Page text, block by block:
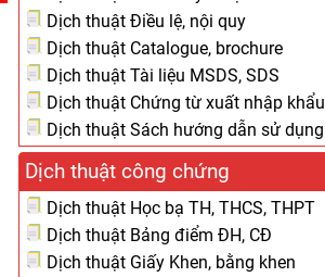
Dịch thuật Điều lệ, nội quy
Dịch thuật Catalogue, brochure
Dịch thuật Tài liệu MSDS, SDS
Dịch thuật Chứng từ xuất nhập khẩu
Dịch thuật Sách hướng dẫn sử dụng
Dịch thuật công chứng
Dịch thuật Học bạ TH, THCS, THPT
Dịch thuật Bảng điểm ĐH, CĐ
Dịch thuật Giấy Khen, bằng khen